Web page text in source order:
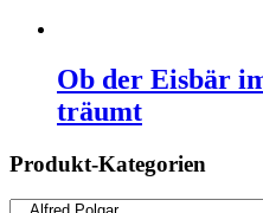
Ob der Eisbär
träumt
Produkt-Kategorien